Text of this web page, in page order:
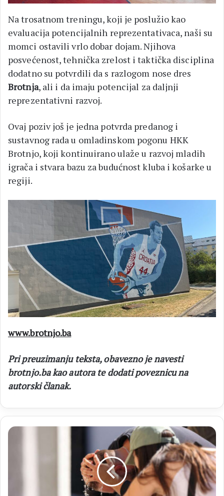
Na trosatnom treningu, koji je poslužio kao
evaluacija potencijalnih reprezentativaca, naši su
momci ostavili vrlo dobar dojam. Njihova
posvećenost, tehnička zrelost i taktička disciplina
dodatno su potvrdili da s razlogom nose dres
Brotnja, ali i da imaju potencijal za daljnji
reprezentativni razvoj.
Ovaj poziv još je jedna potvrda predanog i
sustavnog rada u omladinskom pogonu HKK
Brotnjo, koji kontinuirano ulaže u razvoj mladih
igrača i stvara bazu za budućnost kluba i košarke u
regiji.
www.brotnjo.ba
Pri preuzimanju teksta, obavezno je navesti
brotnjo.ba kao autora te dodati poveznicu na
autorski članak.
MOSTAR